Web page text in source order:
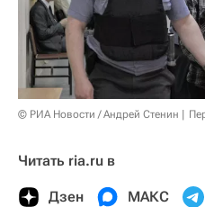
© РИА Новости / Андрей Стенин
Читать ria.ru в
Дзен МАКС